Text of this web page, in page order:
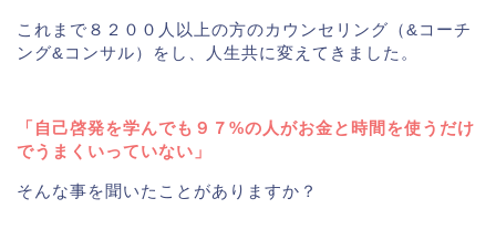
これまで８２００人以上の方のカウンセリング（&コーチ
ング&コンサル）をし、人生共に変えてきました。
「自己啓発を学んでも９７%の人がお金と時間を使うだけ
でうまくいっていない」
そんな事を聞いたことがありますか？